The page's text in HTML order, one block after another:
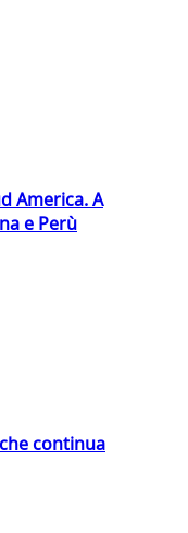
America. A
e Perù
continua